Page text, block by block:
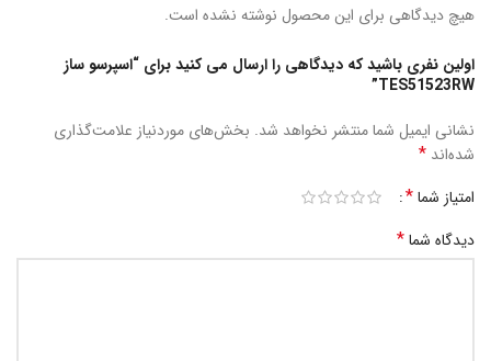
هیچ دیدگاهی برای این محصول نوشته نشده است.
اولین نفری باشید که دیدگاهی را ارسال می کنید برای “اسپرسو ساز
TES51523RW”
نشانی ایمیل شما منتشر نخواهد شد. بخش‌های موردنیاز علامت‌گذاری
شده‌اند *
امتیاز شما*
دیدگاه شما*